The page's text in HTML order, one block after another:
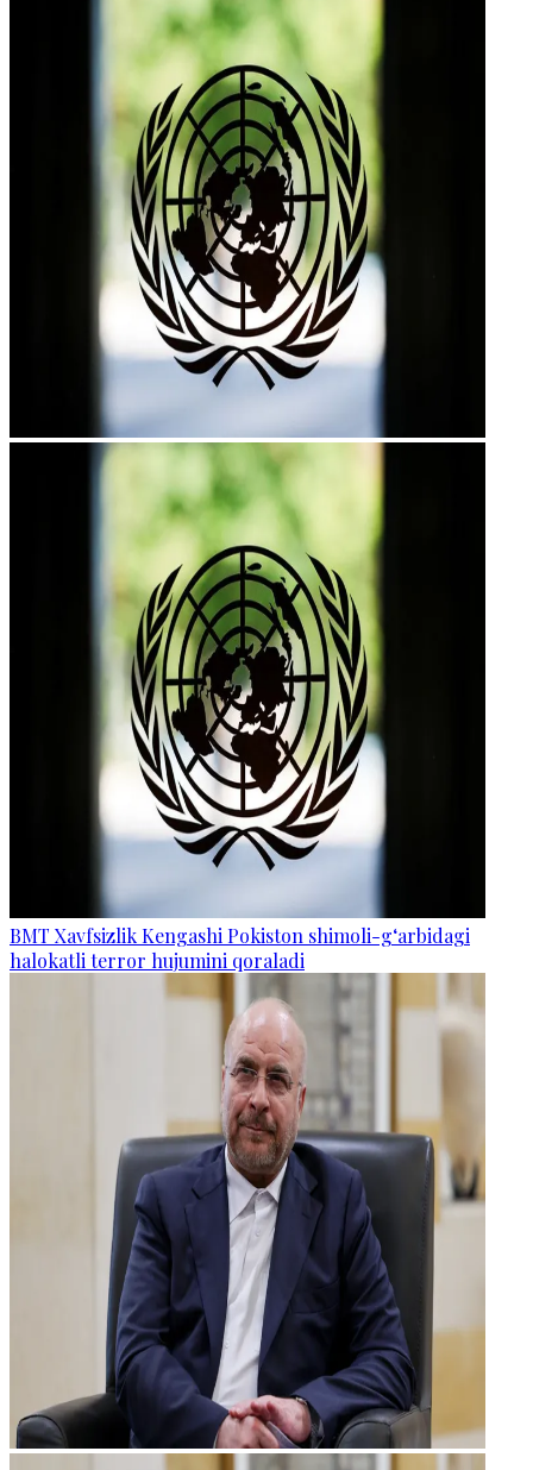
BMT Xavfsizlik Kengashi Pokiston shimoli-g‘arbidagi
halokatli terror hujumini qoraladi